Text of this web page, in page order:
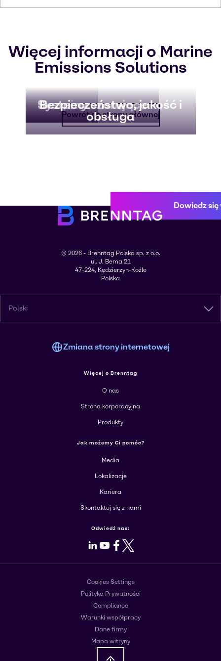
Więcej informacji o Marine
Emissions Solutions
Przepisy
Systemy szorujące
Bezpieczeństwo, jakość i
obsługa
Powrót do strony głównej
Dowiedz
© 2026 - Brenntag Polska sp. z o.o.
ul. J. Bema 21
47-224, Kędzierzyn-Koźle
Polska
Polski
Zmiana strony internetowej
Więcej o Brenntag
O nas
Strona korporacyjna
Produkty
Jak możemy Ci pomóc?
Media
Lokalizacje
Kariera
Skontaktuj się z nami
Odwiedź nas:
LinkedIn
Youtube
Facebook
X
Cookies Settings
Polityka Prywatności
Compliance
Warunki współpracy
Dane firmy
Mapa witryny